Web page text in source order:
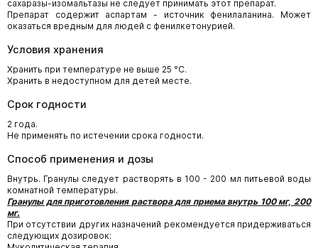
сахаразы-изомальтазы не следует принимать этот препарат.
Препарат содержит аспартам - источник фенилаланина. Может
оказаться вредным для людей с фенилкетонурией.
Условия хранения
Хранить при температуре не выше 25 °С.
Хранить в недоступном для детей месте.
Срок годности
2 года.
Не применять по истечении срока годности.
Способ применения и дозы
Внутрь. Гранулы следует растворять в 100 - 200 мл питьевой воды
комнатной температуры.
Гранулы для приготовления раствора для приема внутрь 100 мг, 200
мг.
При отсутствии других назначений рекомендуется придерживаться
следующих дозировок: